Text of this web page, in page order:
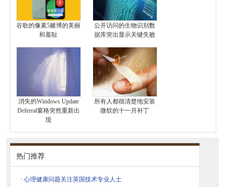
谷歌的像素5赌博的美丽
和羞耻
公开访问的生物识别数
据库突出显示关键失败
消失的Windows Update
Deferral窗格突然重新出
现
所有人都很清楚地安装
微软的十一月补丁
热门推荐
· 心理健康问题关注英国技术专业人士